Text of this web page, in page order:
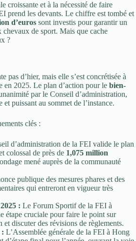
croissante et à la nécessité de faire
prend les devants. Le chiffre est tombé et
d’euros sont investis pour garantir un
de sport. Mais que cache
?
pas d’hier, mais elle s’est concrétisée à
en 2025. Le plan d’action pour le bien-
par le Conseil d’administration,
et puissant au sommet de l’instance.
clés :
d’administration de la FEI valide le plan
colossal de près de 1,075 million
mené auprès de la communauté
publique des mesures phares et des
qui entreront en vigueur très
: Le Forum Sportif de la FEI à
étape cruciale pour faire le point sur
et discuter des révisions de règlements.
: L’Assemblée générale de la FEI à Hong